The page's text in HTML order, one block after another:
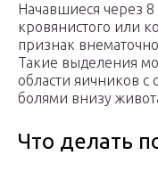
Начавшиеся через
кровянистого или
признак
Такие выделения
области яичников
болями внизу
Что делать